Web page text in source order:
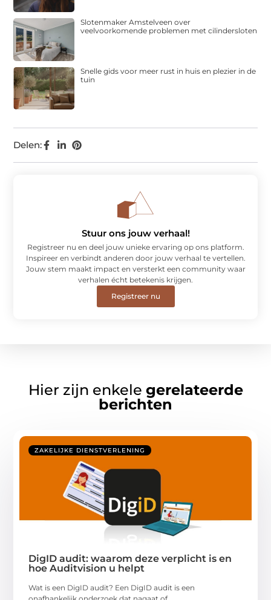
Delen:
Slotenmaker Amstelveen over
veelvoorkomende problemen met cilindersloten
Snelle gids voor meer rust in huis en plezier in de
tuin
Stuur ons jouw verhaal!
Registreer nu en deel jouw unieke ervaring op ons platform.
Inspireer en verbindt anderen door jouw verhaal te vertellen.
Jouw stem maakt impact en versterkt een community waar
verhalen écht betekenis krijgen.
Registreer nu
Hier zijn enkele gerelateerde
berichten
ZAKELIJKE DIENSTVERLENING
DigID audit: waarom deze verplicht is en
hoe Auditvision u helpt
Wat is een DigID audit? Een DigID audit is een